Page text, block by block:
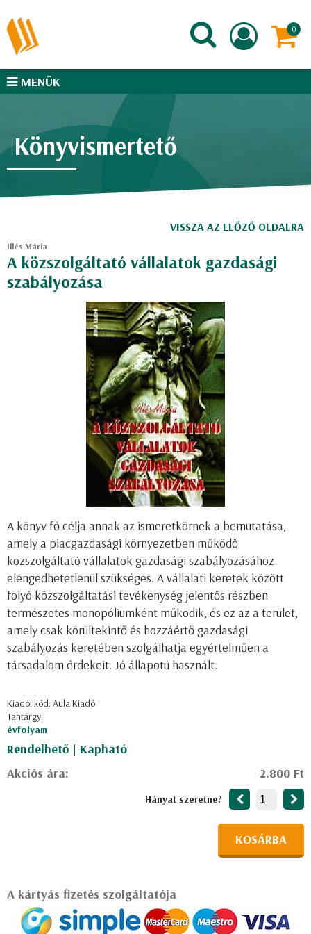
MENÜK
Könyvismertető
VISSZA AZ ELŐZŐ OLDALRA
Illés Mária
A közszolgáltató vállalatok gazdasági
szabályozása
A könyv fő célja annak az ismeretkörnek a bemutatása,
amely a piacgazdasági környezetben működő
közszolgáltató vállalatok gazdasági szabályozásához
elengedhetetlenül szükséges. A vállalati keretek között
folyó közszolgáltatási tevékenység jelentős részben
természetes monopóliumként működik, és ez az a terület,
amely csak körültekintő és hozzáértő gazdasági
szabályozás keretében szolgálhatja egyértelműen a
társadalom érdekeit. Jó állapotú használt.
Kiadói kód: Aula Kiadó
Tantárgy:
évfolyam
Rendelhető | Kapható
Akciós ára:
2.800 Ft
Hányat szeretne?
KOSÁRBA
A kártyás fizetés szolgáltatója